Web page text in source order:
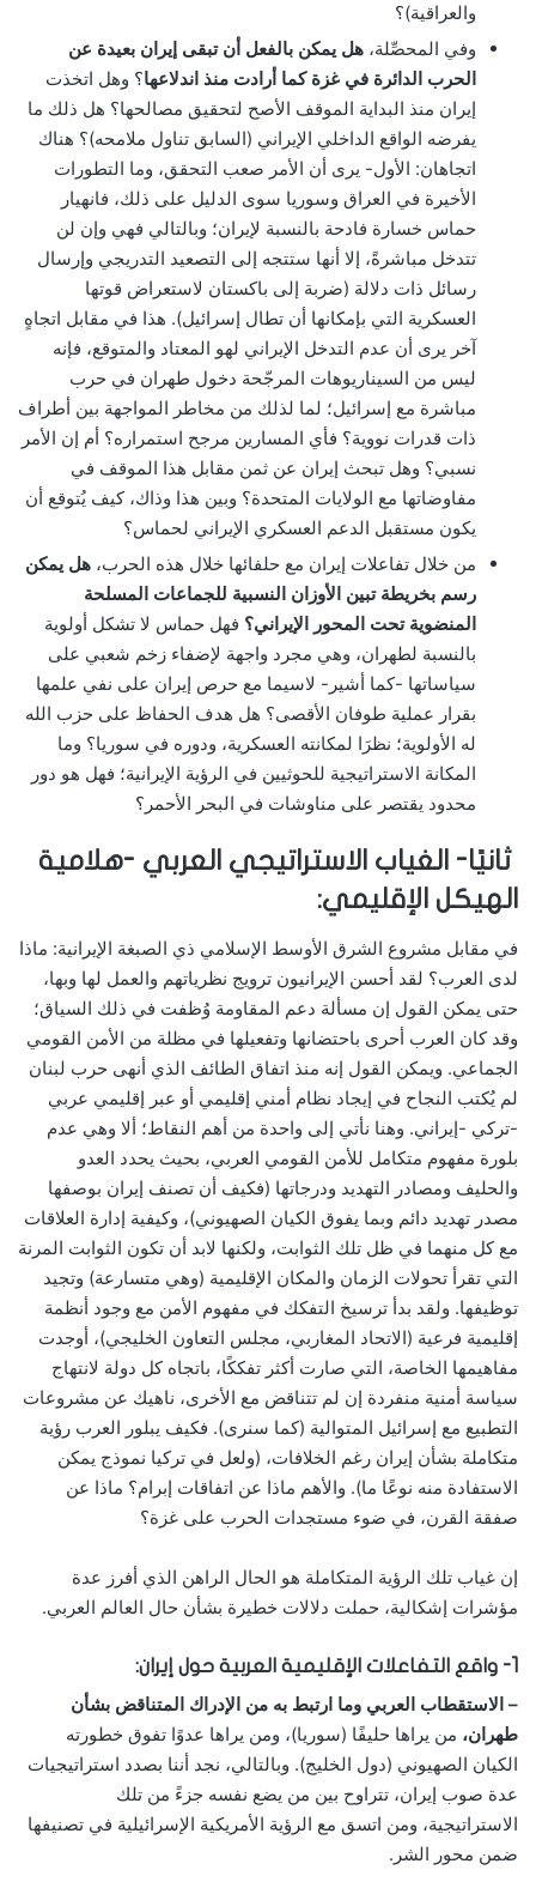
والعراقية)؟
وفي المحصِّلة، هل يمكن بالفعل أن تبقى إيران بعيدة عن
الحرب الدائرة في غزة كما أرادت منذ اندلاعها؟ وهل اتخذت
إيران منذ البداية الموقف الأصح لتحقيق مصالحها؟ هل ذلك ما
يفرضه الواقع الداخلي الإيراني (السابق تناول ملامحه)؟ هناك
اتجاهان: الأول- يرى أن الأمر صعب التحقق، وما التطورات
الأخيرة في العراق وسوريا سوى الدليل على ذلك، فانهيار
حماس خسارة فادحة بالنسبة لإيران؛ وبالتالي فهي وإن لن
تتدخل مباشرةً، إلا أنها ستتجه إلى التصعيد التدريجي وإرسال
رسائل ذات دلالة (ضربة إلى باكستان لاستعراض قوتها
العسكرية التي بإمكانها أن تطال إسرائيل). هذا في مقابل اتجاهٍ
آخر يرى أن عدم التدخل الإيراني لهو المعتاد والمتوقع، فإنه
ليس من السيناريوهات المرجّحة دخول طهران في حرب
مباشرة مع إسرائيل؛ لما لذلك من مخاطر المواجهة بين أطراف
ذات قدرات نووية؟ فأي المسارين مرجح استمراره؟ أم إن الأمر
نسبي؟ وهل تبحث إيران عن ثمن مقابل هذا الموقف في
مفاوضاتها مع الولايات المتحدة؟ وبين هذا وذاك، كيف يُتوقع أن
يكون مستقبل الدعم العسكري الإيراني لحماس؟
من خلال تفاعلات إيران مع حلفائها خلال هذه الحرب، هل يمكن
رسم بخريطة تبين الأوزان النسبية للجماعات المسلحة
المنضوية تحت المحور الإيراني؟ فهل حماس لا تشكل أولوية
بالنسبة لطهران، وهي مجرد واجهة لإضفاء زخم شعبي على
سياساتها -كما أشير- لاسيما مع حرص إيران على نفي علمها
بقرار عملية طوفان الأقصى؟ هل هدف الحفاظ على حزب الله
له الأولوية؛ نظرَا لمكانته العسكرية، ودوره في سوريا؟ وما
المكانة الاستراتيجية للحوثيين في الرؤية الإيرانية؛ فهل هو دور
محدود يقتصر على مناوشات في البحر الأحمر؟
ثانيًا- الغياب الاستراتيجي العربي -هلامية
الهيكل الإقليمي:
في مقابل مشروع الشرق الأوسط الإسلامي ذي الصبغة الإيرانية: ماذا
لدى العرب؟ لقد أحسن الإيرانيون ترويج نظرياتهم والعمل لها وبها،
حتى يمكن القول إن مسألة دعم المقاومة وُظفت في ذلك السياق؛
وقد كان العرب أحرى باحتضانها وتفعيلها في مظلة من الأمن القومي
الجماعي. ويمكن القول إنه منذ اتفاق الطائف الذي أنهى حرب لبنان
لم يُكتب النجاح في إيجاد نظام أمني إقليمي أو عبر إقليمي عربي
-تركي -إيراني. وهنا نأتي إلى واحدة من أهم النقاط؛ ألا وهي عدم
بلورة مفهوم متكامل للأمن القومي العربي، بحيث يحدد العدو
والحليف ومصادر التهديد ودرجاتها (فكيف أن تصنف إيران بوصفها
مصدر تهديد دائم وبما يفوق الكيان الصهيوني)، وكيفية إدارة العلاقات
مع كل منهما في ظل تلك الثوابت، ولكنها لابد أن تكون الثوابت المرنة
التي تقرأ تحولات الزمان والمكان الإقليمية (وهي متسارعة) وتجيد
توظيفها. ولقد بدأ ترسيخ التفكك في مفهوم الأمن مع وجود أنظمة
إقليمية فرعية (الاتحاد المغاربي، مجلس التعاون الخليجي)، أوجدت
مفاهيمها الخاصة، التي صارت أكثر تفككًا، باتجاه كل دولة لانتهاج
سياسة أمنية منفردة إن لم تتناقض مع الأخرى، ناهيك عن مشروعات
التطبيع مع إسرائيل المتوالية (كما سنرى). فكيف يبلور العرب رؤية
متكاملة بشأن إيران رغم الخلافات، (ولعل في تركيا نموذج يمكن
الاستفادة منه نوعًا ما). والأهم ماذا عن اتفاقات إبرام؟ ماذا عن
صفقة القرن، في ضوء مستجدات الحرب على غزة؟
إن غياب تلك الرؤية المتكاملة هو الحال الراهن الذي أفرز عدة
مؤشرات إشكالية، حملت دلالات خطيرة بشأن حال العالم العربي.
1- واقع التفاعلات الإقليمية العربية حول إيران:
– الاستقطاب العربي وما ارتبط به من الإدراك المتناقض بشأن
طهران، من يراها حليفًا (سوريا)، ومن يراها عدوًا تفوق خطورته
الكيان الصهيوني (دول الخليج). وبالتالي، نجد أننا بصدد استراتيجيات
عدة صوب إيران، تتراوح بين من يضع نفسه جزءً من تلك
الاستراتيجية، ومن اتسق مع الرؤية الأمريكية الإسرائيلية في تصنيفها
ضمن محور الشر.